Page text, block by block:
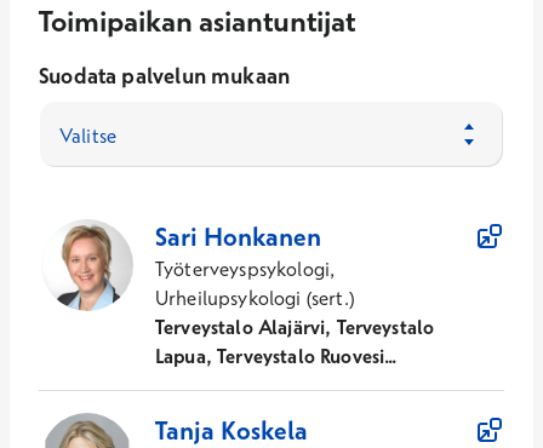
Toimipaikan asiantuntijat
Suodata palvelun mukaan
Valitse
Sari Honkanen
Työterveyspsykologi,
Urheilupsykologi (sert.)
Terveystalo Alajärvi, Terveystalo
Lapua, Terveystalo Ruovesi...
Tanja Koskela